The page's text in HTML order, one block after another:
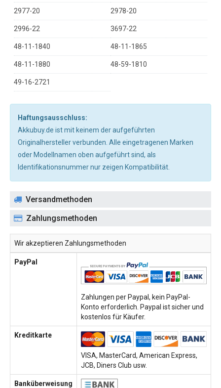
2977-20 2978-20
2996-22 3697-22
48-11-1840 48-11-1865
48-11-1880 48-59-1810
49-16-2721
Haftungsausschluss:
Akkubuy.de ist mit keinem der aufgeführten
Originalhersteller verbunden. Alle eingetragenen Marken
oder Modellnamen oben aufgeführt sind, als
Identifikationsnummer nur zeigen Kompatibilität.
Versandmethoden
Zahlungsmethoden
Wir akzeptieren Zahlungsmethoden
PayPal
Zahlungen per Paypal, kein PayPal-
Konto erforderlich. Paypal ist sicher und
kostenlos für Käufer.
Kreditkarte
VISA, MasterCard, American Express,
JCB, Diners Club usw.
Banküberweisung